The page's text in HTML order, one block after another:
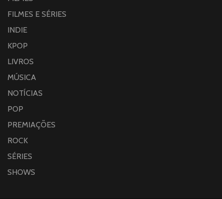
FILMES E SÉRIES
INDIE
KPOP
LIVROS
MÚSICA
NOTÍCIAS
POP
PREMIAÇÕES
ROCK
SÉRIES
SHOWS